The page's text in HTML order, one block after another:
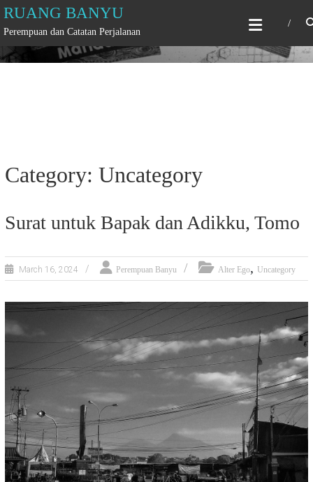
Skip
to
content
RUANG BANYU
Perempuan dan Catatan Perjalanan
Category: Uncategory
Surat untuk Bapak dan Adikku, Tomo
March 16, 2024 Perempuan Banyu Alter Ego, Uncategory